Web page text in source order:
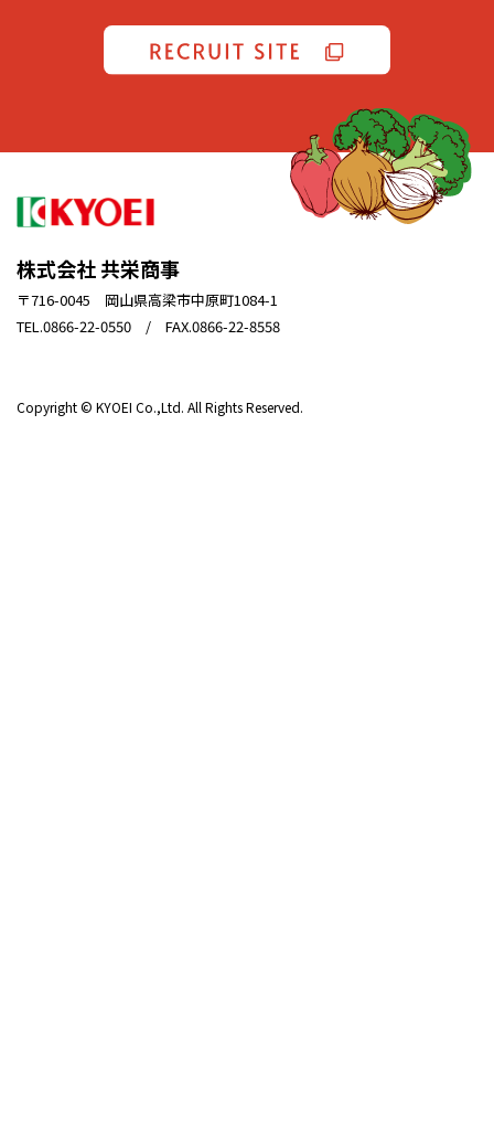
株式会社 共栄商事
〒716-0045 岡山県高梁市中原町1084-1
TEL.0866-22-0550 / FAX.0866-22-8558
Copyright © KYOEI Co.,Ltd. All Rights Reserved.